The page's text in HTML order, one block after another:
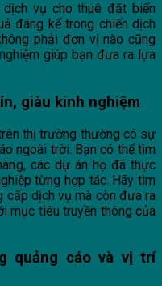
vụ cho thuê đặt biển
đáng kể trong chiến dịch
phải đơn vị nào cũng
giúp bạn đưa ra lựa
giàu kinh nghiệm
thị trường thường có sự
ngoài trời. Bạn có thể tìm
các dự án họ đã thực
từng hợp tác. Hãy tìm
cấp dịch vụ mà còn đưa ra
mục tiêu truyền thông của
quảng cáo và vị trí